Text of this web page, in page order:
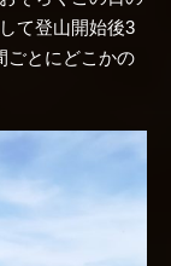
て登山開始後3
ごとにどこかの